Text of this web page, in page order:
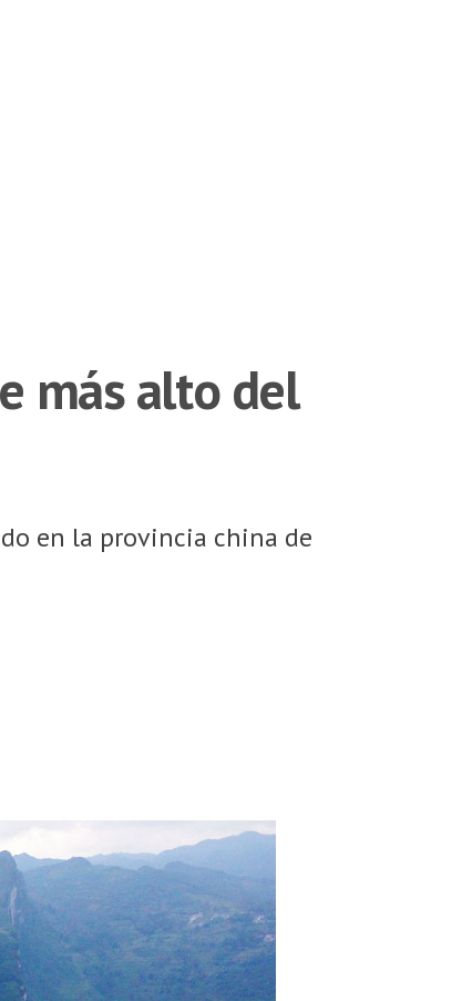
más alto del
en la provincia china de